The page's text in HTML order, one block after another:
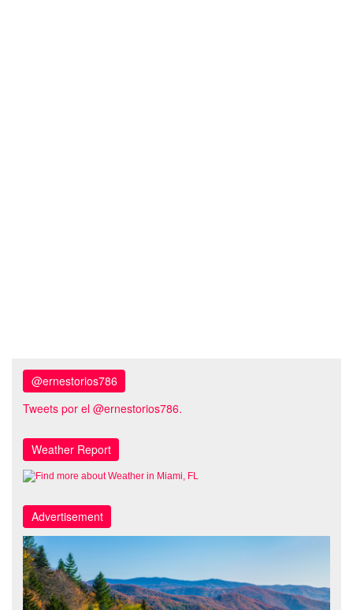
@ernestorios786
Tweets por el @ernestorios786.
Weather Report
Advertisement